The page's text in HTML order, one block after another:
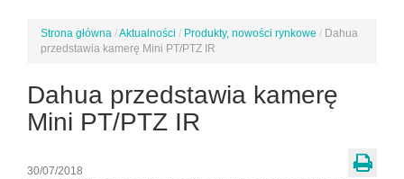
Jesteś
tutaj
Strona główna /Aktualności / Produkty, nowości rynkowe / Dahua
przedstawia kamerę Mini PT/PTZ IR
Dahua przedstawia kamerę
Mini PT/PTZ IR
30/07/2018